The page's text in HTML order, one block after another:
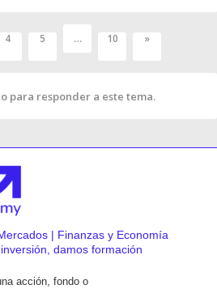
4 5 … 10 »
para responder a este tema.
| Finanzas y Economía
damos formación
acción, fondo o